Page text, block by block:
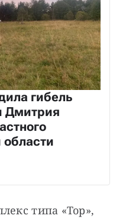
гибель
Дмитрия
области
типа «Тор»,